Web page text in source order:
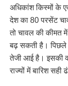
अधिकांश किस्मों के
देश का 80 परसेंट
तो चावल की कीमत
बढ़ सकती है। पिछले
तेजी आई है। इसकी
राज्यों में बारिश सही